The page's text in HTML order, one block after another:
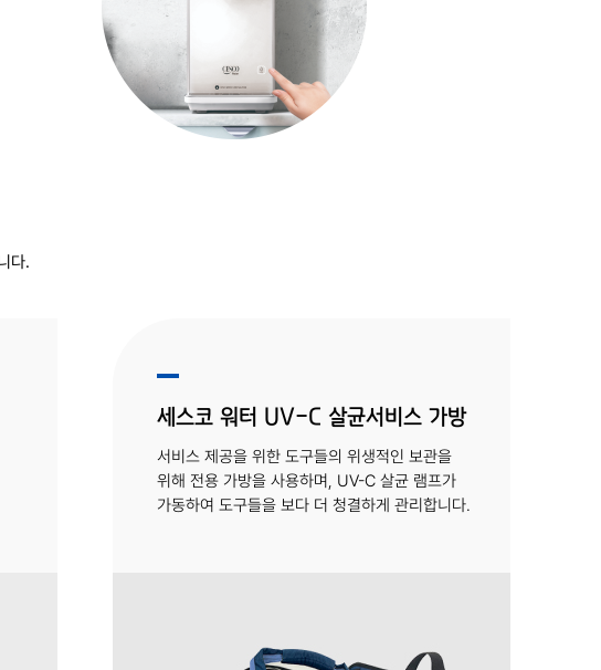
다.
세스코 워터 UV-C 살균서비스 가방
서비스 제공을 위한 도구들의 위생적인 보관을
위해 전용 가방을 사용하며, UV-C 살균 램프가
가동하여 도구들을 보다 더 청결하게 관리합니다.